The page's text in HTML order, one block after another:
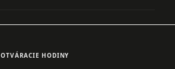
OTVÁRACIE HODINY